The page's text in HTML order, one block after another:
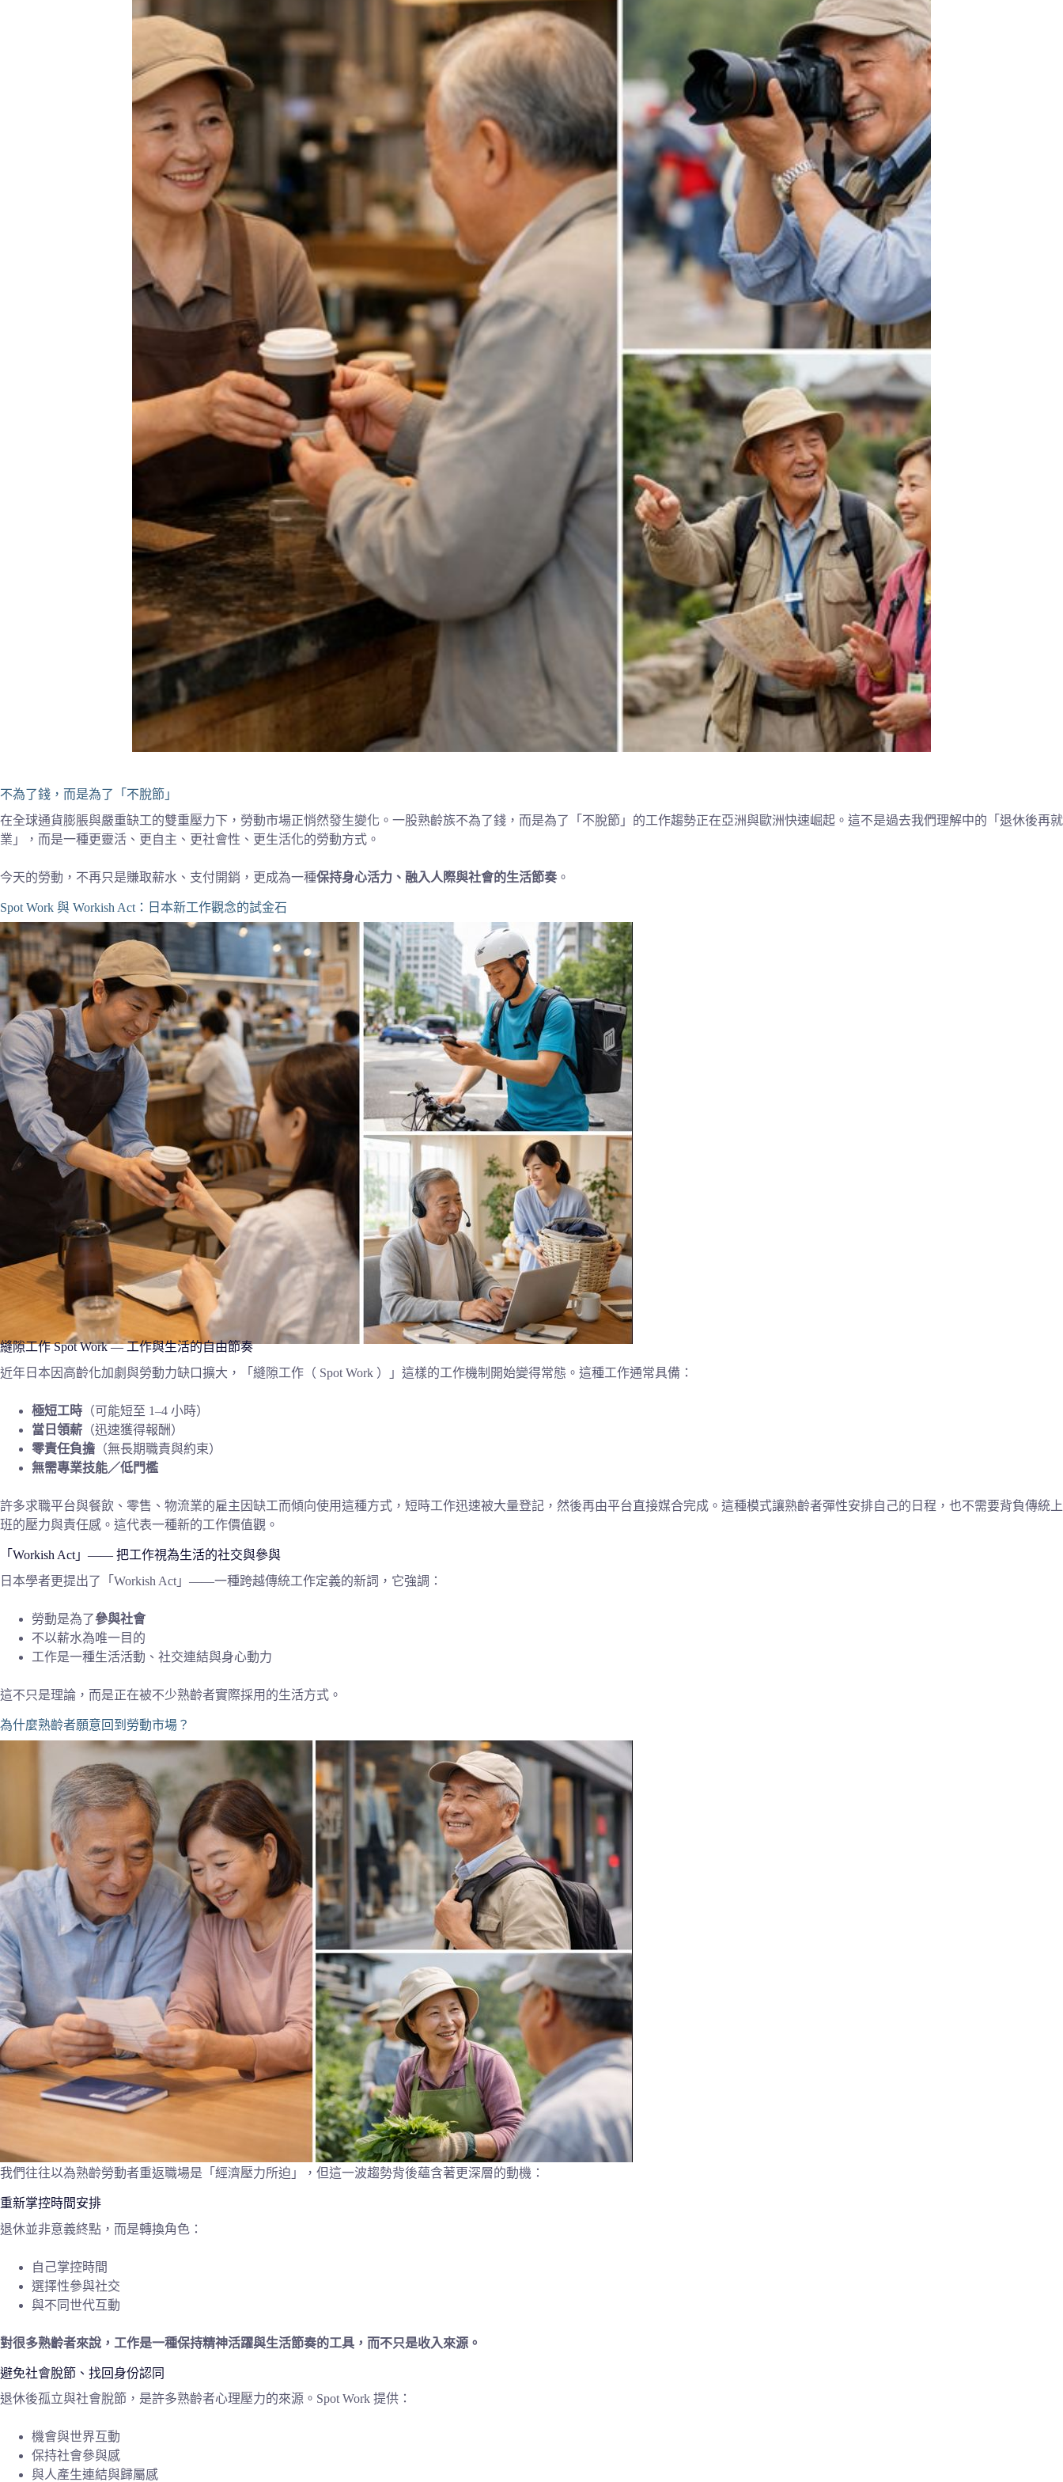
不為了錢，而是為了「不脫節」
在全球通貨膨脹與嚴重缺工的雙重壓力下，勞動市場正悄然發生變化。一股熟齡族不為了錢，而是為了「不脫節」的工作趨勢正在亞洲與歐洲快速崛起。這不是過去我們理解中的「退休後再就
業」，而是一種更靈活、更自主、更社會性、更生活化的勞動方式。
今天的勞動，不再只是賺取薪水、支付開銷，更成為一種保持身心活力、融入人際與社會的生活節奏 。
Spot Work 與 Workish Act：日本新工作觀念的試金石
縫隙工作 Spot Work — 工作與生活的自由節奏
近年日本因高齡化加劇與勞動力缺口擴大，「縫隙工作（ Spot Work ）」這樣的工作機制開始變得常態。這種工作通常具備：
極短工時 （可能短至 1–4 小時）
當日領薪 （迅速獲得報酬）
零責任負擔 （無長期職責與約束）
無需專業技能／低門檻
許多求職平台與餐飲、零售、物流業的雇主因缺工而傾向使用這種方式，短時工作迅速被大量登記，然後再由平台直接媒合完成。這種模式讓熟齡者彈性安排自己的日程，也不需要背負傳統上
班的壓力與責任感。這代表一種新的工作價值觀。
「Workish Act」—— 把工作視為生活的社交與參與
日本學者更提出了「Workish Act」——一種跨越傳統工作定義的新詞，它強調：
勞動是為了參與社會
不以薪水為唯一目的
工作是一種生活活動、社交連結與身心動力
這不只是理論，而是正在被不少熟齡者實際採用的生活方式。
為什麼熟齡者願意回到勞動市場？
我們往往以為熟齡勞動者重返職場是「經濟壓力所迫」，但這一波趨勢背後蘊含著更深層的動機：
重新掌控時間安排
退休並非意義終點，而是轉換角色：
自己掌控時間
選擇性參與社交
與不同世代互動
對很多熟齡者來說，工作是一種保持精神活躍與生活節奏的工具，而不只是收入來源。
避免社會脫節、找回身份認同
退休後孤立與社會脫節，是許多熟齡者心理壓力的來源。Spot Work 提供：
機會與世界互動
保持社會參與感
與人產生連結與歸屬感